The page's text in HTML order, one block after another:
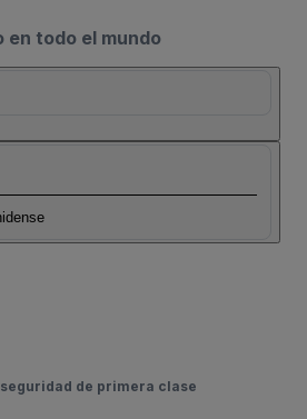
en todo el mundo
de primera clase